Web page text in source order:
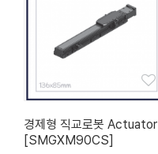
경제형 직교로봇 Actuator
[SMGXM90CS]